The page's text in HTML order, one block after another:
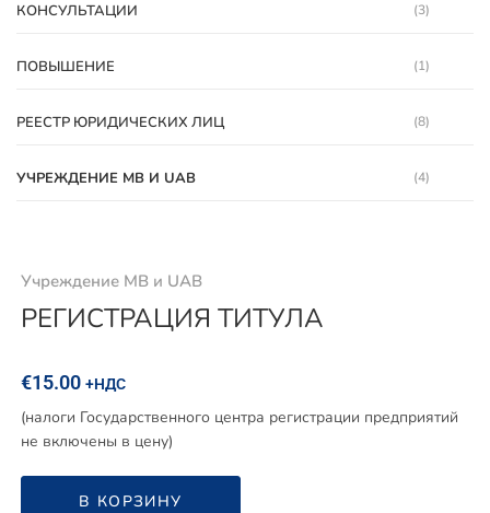
КОНСУЛЬТАЦИИ (3)
ПОВЫШЕНИЕ (1)
РЕЕСТР ЮРИДИЧЕСКИХ ЛИЦ (8)
УЧРЕЖДЕНИЕ MB И UAB (4)
Учреждение MB и UAB
РЕГИСТРАЦИЯ ТИТУЛА
€15.00 +НДС
(налоги Государственного центра регистрации предприятий
не включены в цену)
В КОРЗИНУ